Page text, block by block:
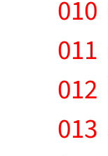
010
011
012
013